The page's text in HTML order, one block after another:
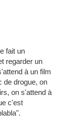
fait un
regarder un
à un film
de drogue, on
on s'attend à
c'est